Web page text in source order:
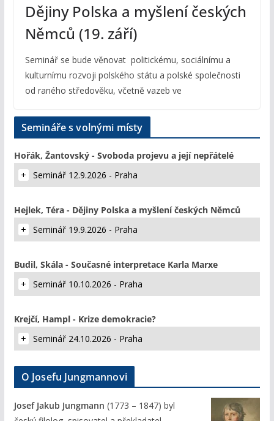
Dějiny Polska a myšlení českých
Němců (19. září)
Seminář se bude věnovat politickému, sociálnímu a
kulturnímu rozvoji polského státu a polské společnosti
od raného středověku, včetně vazeb ve
Semináře s volnými místy
Hořák, Žantovský - Svoboda projevu a její nepřátelé
Seminář 12.9.2026 - Praha
Hejlek, Téra - Dějiny Polska a myšlení českých Němců
Seminář 19.9.2026 - Praha
Budil, Skála - Současné interpretace Karla Marxe
Seminář 10.10.2026 - Praha
Krejčí, Hampl - Krize demokracie?
Seminář 24.10.2026 - Praha
O Josefu Jungmannovi
Josef Jakub Jungmann (1773 – 1847) byl